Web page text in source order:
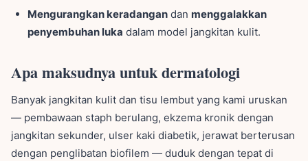
Mengurangkan keradangan dan menggalakkan
penyembuhan luka dalam model jangkitan kulit.
Apa maksudnya untuk dermatologi
Banyak jangkitan kulit dan tisu lembut yang kami uruskan
— pembawaan staph berulang, ekzema kronik dengan
jangkitan sekunder, ulser kaki diabetik, jerawat berterusan
dengan penglibatan biofilem — duduk dengan tepat di